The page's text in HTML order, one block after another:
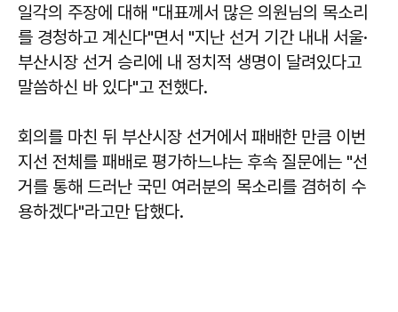
일각의 주장에 대해 "대표께서 많은 의원님의 목소리
를 경청하고 계신다"면서 "지난 선거 기간 내내 서울·
부산시장 선거 승리에 내 정치적 생명이 달려있다고
말씀하신 바 있다"고 전했다.
회의를 마친 뒤 부산시장 선거에서 패배한 만큼 이번
지선 전체를 패배로 평가하느냐는 후속 질문에는 "선
거를 통해 드러난 국민 여러분의 목소리를 겸허히 수
용하겠다"라고만 답했다.